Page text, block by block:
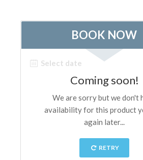
Boboli Gardens
The Arnolfo\'s tower
Vasari Corridor
圣母玛利亚
圣十字教堂
现在预定
预约导游